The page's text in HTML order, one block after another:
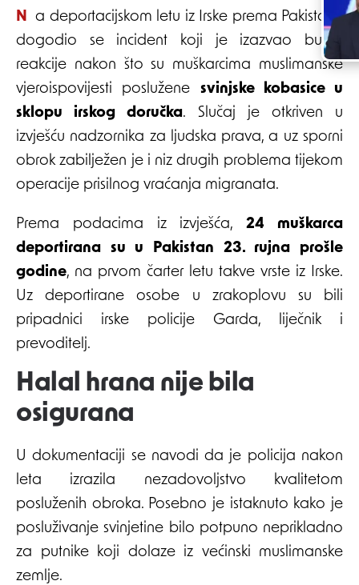
Na deportacijskom letu iz Irske prema Pakistanu
dogodio se incident koji je izazvao burne
reakcije nakon što su muškarcima muslimanske
vjeroispovijesti poslužene svinjske kobasice u
sklopu irskog doručka. Slučaj je otkriven u
izvješću nadzornika za ljudska prava, a uz sporni
obrok zabilježen je i niz drugih problema tijekom
operacije prisilnog vraćanja migranata.
Prema podacima iz izvješća,24 muškarca
deportirana su u Pakistan 23. rujna prošle
godine, na prvom čarter letu takve vrste iz Irske.
Uz deportirane osobe u zrakoplovu su bili
pripadnici irske policije Garda, liječnik i
prevoditelj.
Halal hrana nije bila
osigurana
U dokumentaciji se navodi da je policija nakon
leta izrazila nezadovoljstvo kvalitetom
posluženih obroka. Posebno je istaknuto kako je
posluživanje svinjetine bilo potpuno neprikladno
za putnike koji dolaze iz većinski muslimanske
zemlje.